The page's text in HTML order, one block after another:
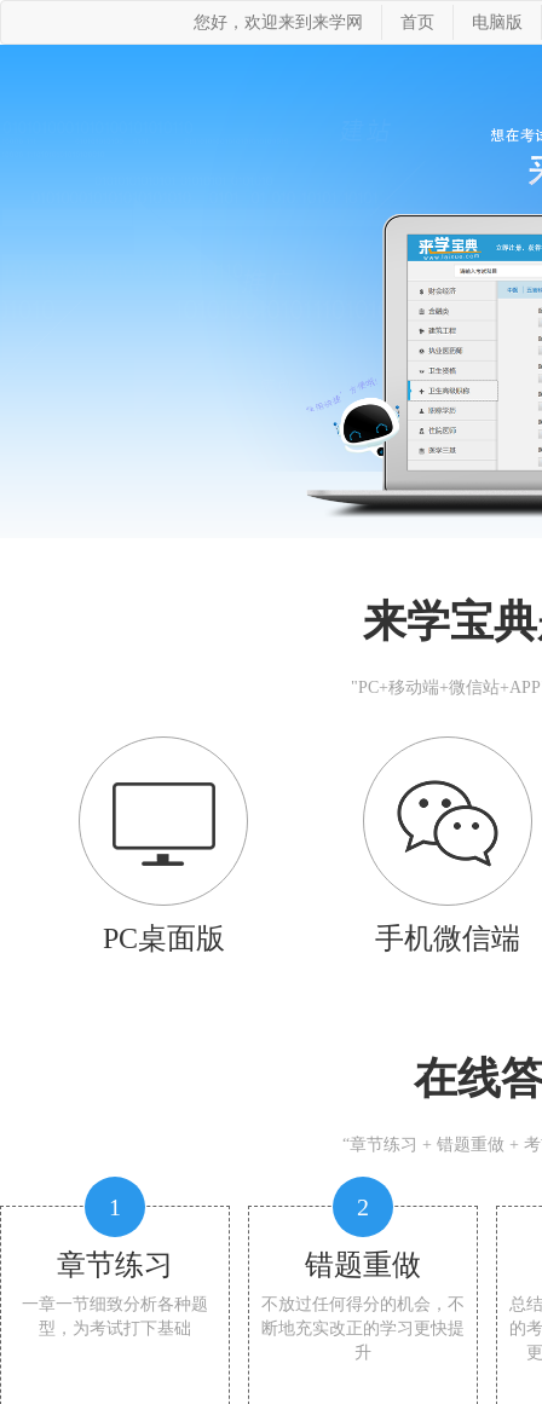
您好，欢迎来到来学网 首页 电脑版
来学宝
"PC+移动端+微信站
PC桌面版 手机微信端
在线
“章节练习 + 错题重做 +
1
章节练习
一章一节细致分析各种题
型，为考试打下基础
2
错题重做
不放过任何得分的机会，不
断地充实改正的学习更快提
升
总
的